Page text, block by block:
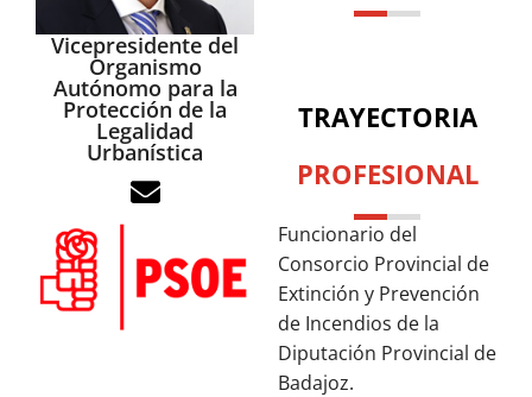
Vicepresidente del
Organismo
Autónomo para la
Protección de la
Legalidad
Urbanística
TRAYECTORIA
PROFESIONAL
Funcionario del
Consorcio Provincial de
Extinción y Prevención
de Incendios de la
Diputación Provincial de
Badajoz.